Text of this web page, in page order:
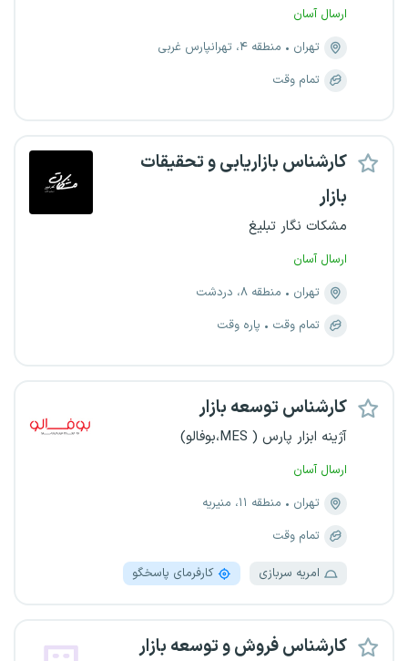
ارسال آسان
تهران
منطقه ۴، تهرانپارس غربی
تمام وقت
کارشناس بازاریابی و تحقیقات
بازار
مشکات نگار تبلیغ
ارسال آسان
تهران
منطقه ۸، دردشت
تمام وقت
پاره وقت
کارشناس توسعه بازار
آژینه ابزار پارس ( MES،بوفالو)
ارسال آسان
تهران
منطقه ۱۱، منیریه
تمام وقت
امریه سربازی کارفرمای پاسخگو
کارشناس فروش و توسعه بازار